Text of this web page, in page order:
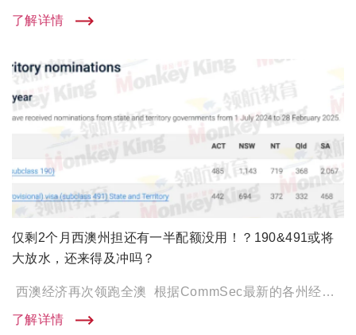
了解详情
仅剩2个月西澳州担还有一半配额没用！？190&491或将
大放水，还来得及冲吗？
西澳经济再次领跑全澳 根据CommSec最新的各州经济报告 西澳凭借强劲人口增长， 再次荣登全澳经济榜首！ […]
了解详情